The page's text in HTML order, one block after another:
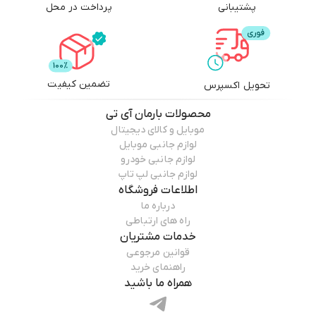
پشتیبانی پرداخت در محل
تحویل اکسپرس تضمین کیفیت
محصولات بارمان آی تی
موبایل و کالای دیجیتال
لوازم جانبی موبایل
لوازم جانبی خودرو
لوازم جانبی لپ تاپ
اطلاعات فروشگاه
درباره ما
راه های ارتباطی
خدمات مشتریان
قوانین مرجوعی
راهنمای خرید
همراه ما باشید